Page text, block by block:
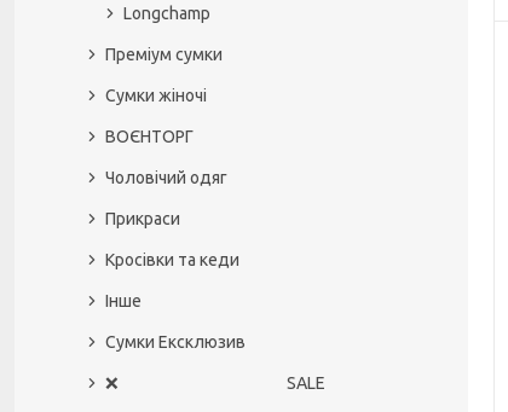
Longchamp
Преміум сумки
Сумки жіночі
ВОЄНТОРГ
Чоловічий одяг
Прикраси
Кросівки та кеди
Інше
Сумки Ексклюзив
❌ SALE